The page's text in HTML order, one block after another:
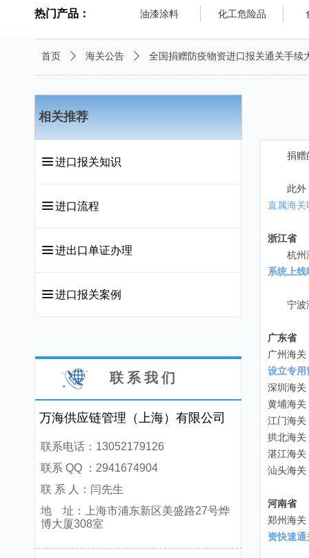
油漆涂料 化工危险品
热门产品：
相关推荐
끀进口报关知识
끀进口流程
끀进出口单证办理
끀进口报关案例
捐赠的
此外，
直属海关
浙江省
杭州海
系统上线
宁波海
广东省
广州海关
设立专用
深圳海关
黄埔海关
江门海关
拱北海关
湛江海关
汕头海关
河南省
郑州海关
资快速通
联系电话：13052179126
联系 QQ ：2941674904
联 系 人：闫先生
地 址：上海市浦东新区美盛路27号烨
博大厦308室
万海供应链管理（上海）有限公司
联 系 我 们
首页 ꄲ 海关公告 ꄲ 全国捐赠防疫物资进口报关通关手续